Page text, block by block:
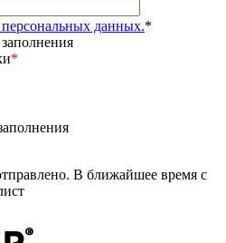
персональных данных.*
*
В ближайшее время с